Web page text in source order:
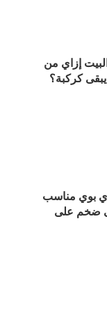
إزاي من
كركبة؟
بوي مناسب
ضخم على